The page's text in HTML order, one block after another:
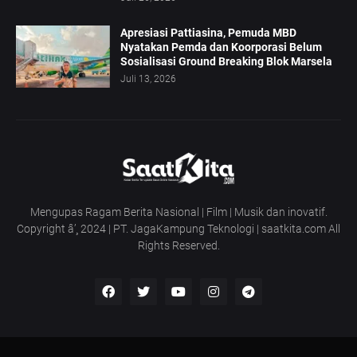
Apresiasi Pattiasina, Pemuda MBD
Nyatakan Pemda dan Koorporasi Belum
Sosialisasi Ground Breaking Blok Marsela
Juli 13, 2026
Mengupas Ragam Berita Nasional | Film | Musik dan inovatif.
Copyright â’¸ 2024 | PT. JagaKampung Teknologi | saatkita.com All
Rights Reserved.